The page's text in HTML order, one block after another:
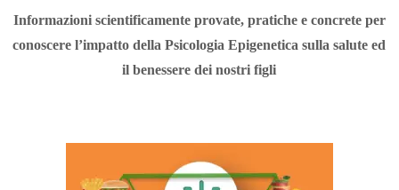
Informazioni scientificamente provate, pratiche e concrete per
conoscere l’impatto della Psicologia Epigenetica sulla salute ed
il benessere dei nostri figli